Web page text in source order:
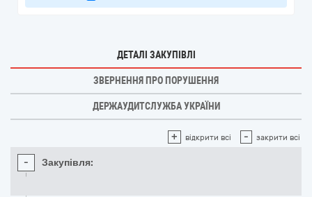
ДЕТАЛІ ЗАКУПІВЛІ
ЗВЕРНЕННЯ ПРО ПОРУШЕННЯ
ДЕРЖАУДИТСЛУЖБА УКРАЇНИ
+ відкрити всі - закрити всі
- Закупівля: